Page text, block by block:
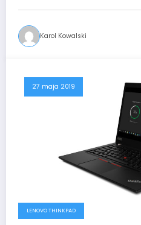
Karol Kowalski
27 maja 2019
LENOVO THINKPAD